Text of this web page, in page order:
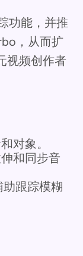
功能，并推
，从而扩
视频创作者
对象。
和同步音
助跟踪模糊